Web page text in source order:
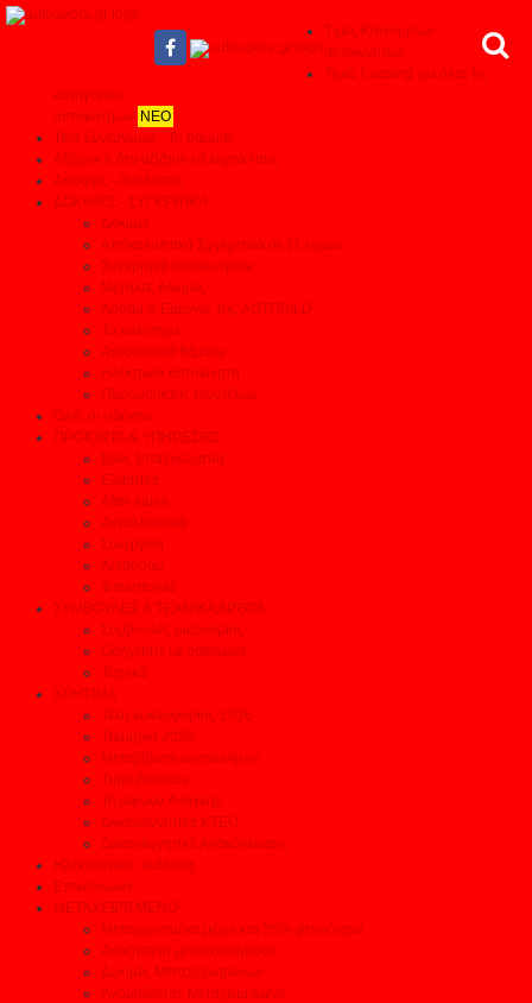
Τιμές Καινούριων
αυτοκινήτων
Τιμές Leasing για όλες τις
κατηγορίες
αυτοκινήτων ΝΕΟ
Test Συνεργείων - Το θαύμα!
Αξίζουν ή δεν αξίζουν τα λεφτά τους
Απόψεις - Αναλύσεις
ΔΟΚΙΜΕΣ - ΣΥΓΚΡΙΤΙΚΑ
Δοκιμές
Αποκαλυπτικά Συγκριτικά σε 11 τομείς
Συγκριτικά αυτοκινήτων
Μεγάλες δοκιμές
Αρθρα & Ερευνες της AUTOBILD
Τα καλύτερα
Αγοραστικά θέματα
Ηλεκτρικά αυτοκίνητα
Παρουσιάσεις Μοντέλων
Όλες οι ειδήσεις
ΠΡΟΙΟΝΤΑ & ΥΠΗΡΕΣΙΕΣ
Βρες Επαγγελματία
Ελαστικά
After sales
Ανταλλακτικά
Συνεργεία
Αξεσουάρ
Φανοποιεία
ΣΥΜΒΟΥΛΕΣ & ΤΕΧΝΙΚΑ ΑΡΘΡΑ
Συμβουλές οικονομίας
Οδηγείστε με ασφάλεια
Τεχνικά
ΧΡΗΣΙΜΑ
Τέλη κυκλοφορίας 2026
Τεκμήρια 2026
Μεταβίβαση αυτοκινήτου
Τιμές Διοδίων
Τηλέφωνα Ανάγκης
Δικαιολογητικά ΚΤΕΟ
Δικαιολογητικά Ανακύκλωσης
Ηλεκτρονικές εκδόσεις
Επικοινωνία
ΜΕΤΑΧΕΙΡΙΣΜΕΝΟ
Μεταχειρισμένα μέχρι και 35% φτηνότερα
Αναζήτηση μεταχειρισμένου
Δοκιμές Μεταχειρισμένων
Αγοράζοντας Μεταχειρισμένο